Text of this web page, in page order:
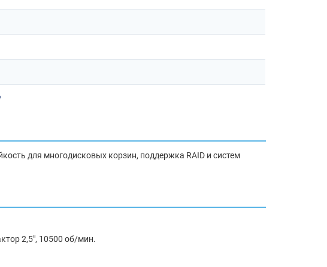
для многодисковых корзин, поддержка RAID и систем
2,5", 10500 об/мин.